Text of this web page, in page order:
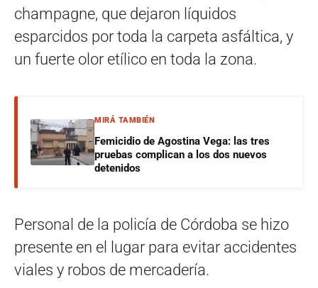
champagne, que dejaron líquidos
esparcidos por toda la carpeta asfáltica, y
un fuerte olor etílico en toda la zona.
MIRÁ TAMBIÉN
Femicidio de Agostina Vega: las tres
pruebas complican a los dos nuevos
detenidos
Personal de la policía de Córdoba se hizo
presente en el lugar para evitar accidentes
viales y robos de mercadería.